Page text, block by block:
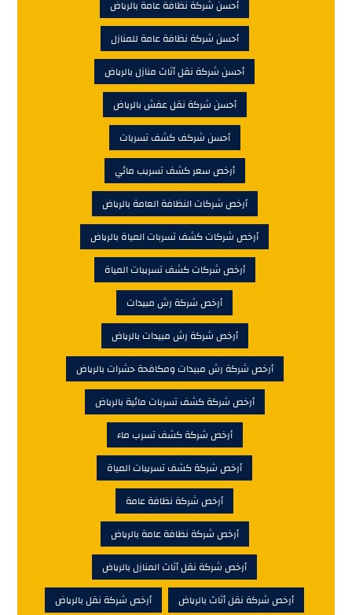
أحسن شركة نظافة عامة بالرياض
أحسن شركة نظافة عامة للمنازل
أحسن شركة نقل أثاث منازل بالرياض
أحسن شركة نقل عفش بالرياض
أحسن شركف كشف تسربات
أرخص سعر كشف تسريب مائي
أرخص شركات النظافة العامة بالرياض
أرخص شركات كشف تسربات المياة بالرياض
أرخص شركات كشف تسريبات المياة
أرخص شركة رش مبيدات
أرخص شركة رش مبيدات بالرياض
أرخص شركة رش مبيدات ومكافحة حشرات بالرياض
أرخص شركة كشف تسربات مائية بالرياض
أرخص شركة كشف تسرب ماء
أرخص شركة كشف تسريبات المياة
أرخص شركة نظافة عامة
أرخص شركة نظافة عامة بالرياض
أرخص شركة نقل أثاث المنازل بالرياض
أرخص شركة نقل أثاث بالرياض
أرخص شركة نقل بالرياض